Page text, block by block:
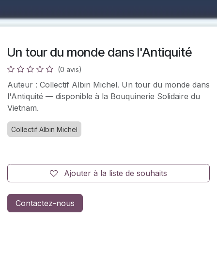
Un tour du monde dans l'Antiquité
(0 avis)
Auteur : Collectif Albin Michel. Un tour du monde dans
l'Antiquité — disponible à la Bouquinerie Solidaire du
Vietnam.
Collectif Albin Michel
Ajouter à la liste de souhaits
Contactez-nous